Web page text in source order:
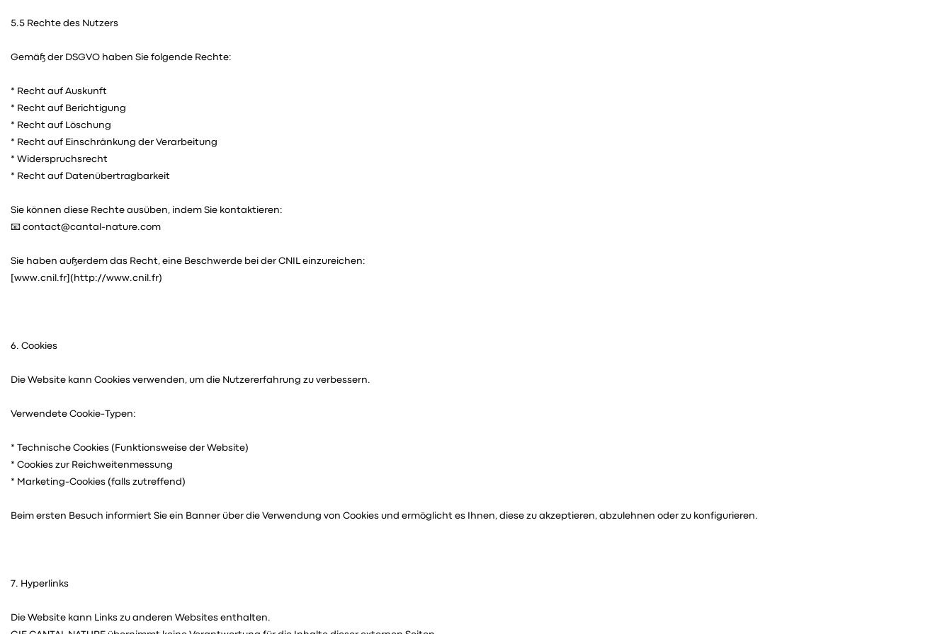
5.5 Rechte des Nutzers
Gemäß der DSGVO haben Sie folgende Rechte:
* Recht auf Auskunft
* Recht auf Berichtigung
* Recht auf Löschung
* Recht auf Einschränkung der Verarbeitung
* Widerspruchsrecht
* Recht auf Datenübertragbarkeit
Sie können diese Rechte ausüben, indem Sie kontaktieren:
📧 contact@cantal-nature.com
Sie haben außerdem das Recht, eine Beschwerde bei der CNIL einzureichen:
[www.cnil.fr](http://www.cnil.fr)
6. Cookies
Die Website kann Cookies verwenden, um die Nutzererfahrung zu verbessern.
Verwendete Cookie-Typen:
* Technische Cookies (Funktionsweise der Website)
* Cookies zur Reichweitenmessung
* Marketing-Cookies (falls zutreffend)
Beim ersten Besuch informiert Sie ein Banner über die Verwendung von Cookies und ermöglicht es Ihnen, diese zu akzeptieren, abzulehnen oder zu konfigurieren.
7. Hyperlinks
Die Website kann Links zu anderen Websites enthalten.